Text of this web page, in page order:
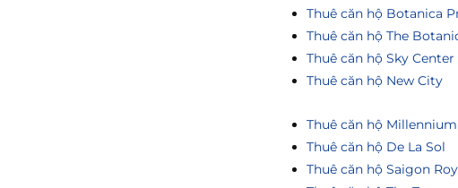
Thuê căn hộ Botanica
Thuê căn hộ The
Thuê căn hộ Sky Center
Thuê căn hộ New City
Thuê căn hộ Millennium
Thuê căn hộ De La Sol
Thuê căn hộ Saigon